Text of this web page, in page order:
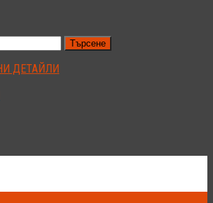
ДЕТАЙЛИ